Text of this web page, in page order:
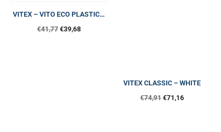
VITEX – VITO ECO PLASTIC…
€41,77 €39,68
VITEX CLASSIC – WHITE
€74,91€71,16